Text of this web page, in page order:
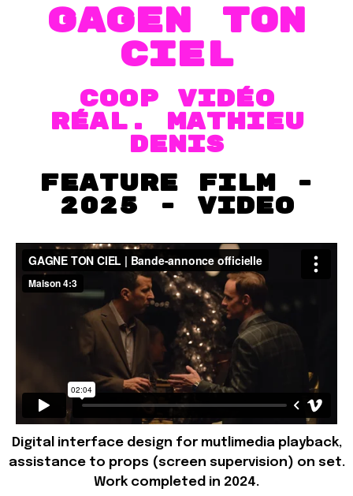
GAGEN TON
CIEL
COOP VIDÉO
RÉAL. MATHIEU
DENIS
FEATURE FILM -
2025 - VIDEO
Digital interface design for mutlimedia playback,
assistance to props (screen supervision) on set.
Work completed in 2024.